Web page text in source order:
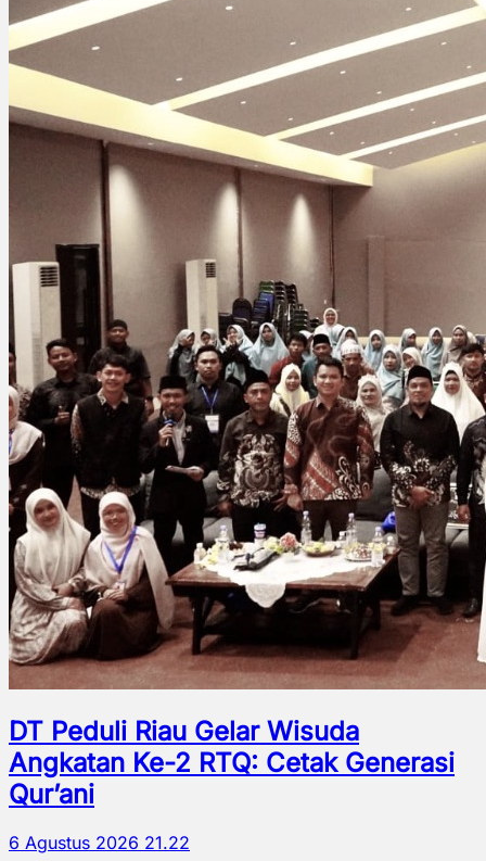
DT Peduli Riau Gelar Wisuda
Angkatan Ke-2 RTQ: Cetak Generasi
Qur’ani
6 Agustus 2026 21.22